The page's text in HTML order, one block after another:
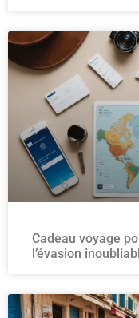
Cadeau voyage
l’évasion